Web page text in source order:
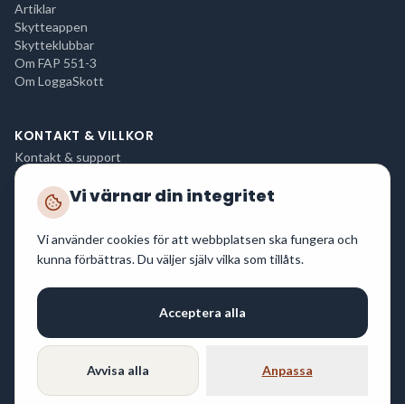
Artiklar
Skytteappen
Skytteklubbar
Om FAP 551-3
Om LoggaSkott
KONTAKT & VILLKOR
Kontakt & support
Integritetspolicy
Användarvillkor
Cookies
Tjänsten uppfyller GDPR. Inga personuppgifter delas med tredje part utan ditt
© 2026 Nodux Media AB. Alla rättigheter förbehållna.
Byggd i Sverige för svenska skyttar.
Vi värnar din integritet
Vi använder cookies för att webbplatsen ska fungera och
kunna förbättras. Du väljer själv vilka som tillåts.
Acceptera alla
Avvisa alla Anpassa